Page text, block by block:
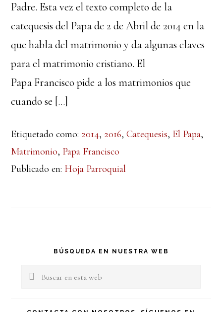
Padre. Esta vez el texto completo de la
catequesis del Papa de 2 de Abril de 2014 en la
que habla del matrimonio y da algunas claves
para el matrimonio cristiano. El
Papa Francisco pide a los matrimonios que
cuando se […]
Etiquetado como: 2014, 2016,Catequesis, El Papa,
Matrimonio, Papa Francisco
Publicado en: Hoja Parroquial
Barra
lateral
BÚSQUEDA EN NUESTRA WEB
Buscar
esta